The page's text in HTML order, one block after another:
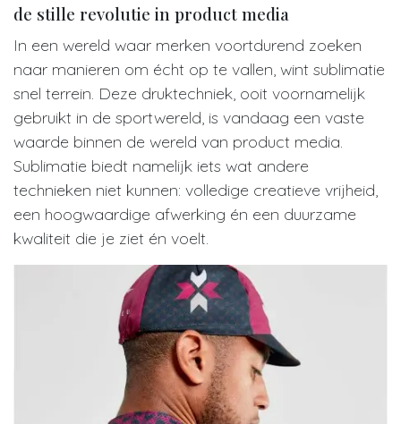
de stille revolutie in product media
In een wereld waar merken voortdurend zoeken
naar manieren om écht op te vallen, wint sublimatie
snel terrein. Deze druktechniek, ooit voornamelijk
gebruikt in de sportwereld, is vandaag een vaste
waarde binnen de wereld van product media.
Sublimatie biedt namelijk iets wat andere
technieken niet kunnen: volledige creatieve vrijheid,
een hoogwaardige afwerking én een duurzame
kwaliteit die je ziet én voelt.